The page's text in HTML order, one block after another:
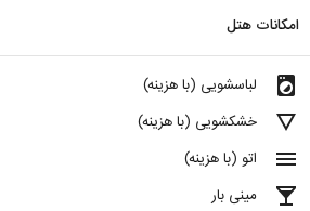
امکانات هتل
local_laundry_service لباسشویی (با هزینه)
details خشکشویی (با هزینه)
menu اتو (با هزینه)
local_bar مینی بار